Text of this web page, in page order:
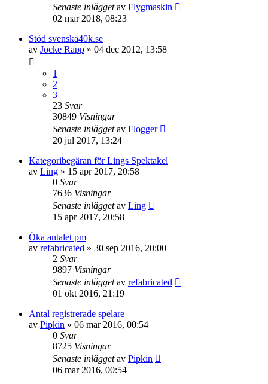
Senaste inläggetav Flygmaskin
02 mar 2018, 08:23
Stöd svenska40k.se
av Jocke Rapp » 04 dec 2012, 13:58
1
2
3
23 Svar
30849 Visningar
Senaste inläggetav Flogger
20 jul 2017, 13:24
Kategoribegäran för Lings Spektakel
av Ling » 15 apr 2017, 20:58
0 Svar
7636 Visningar
Senaste inläggetav Ling
15 apr 2017, 20:58
Öka antalet pm
av refabricated » 30 sep 2016, 20:00
2 Svar
9897 Visningar
Senaste inläggetav refabricated
01 okt 2016, 21:19
Antal registrerade spelare
av Pipkin » 06 mar 2016, 00:54
0 Svar
8725 Visningar
Senaste inläggetav Pipkin
06 mar 2016, 00:54